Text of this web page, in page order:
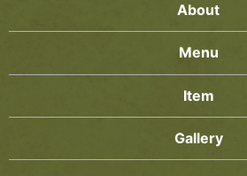
About
Menu
Item
Gallery